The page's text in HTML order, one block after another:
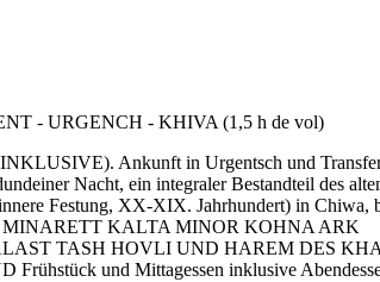
Ankunft in Urgentsch und
Nacht, ein integraler Bestandteil des
Festung, XX-XIX. Jahrhundert) in Chiwa,
MINARETT KALTA MINOR KOHNA ARK
TASH HOVLI UND HAREM DES
und Mittagessen inklusive